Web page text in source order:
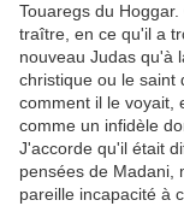
Touaregs du
traître, en ce qu'il a
nouveau Judas qu'à
christique ou le saint
comment il le voyait,
comme un infidèle
J'accorde qu'il était
pensées de Madani,
pareille incapacité à